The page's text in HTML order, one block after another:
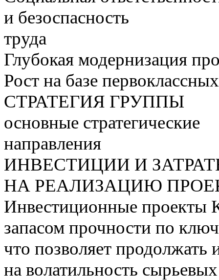
и безоспасность
труда
Глубокая модернизация
Рост на базе
СТРАТЕГИЯ ГРУППЫ
основные стратегические
направления
ИНВЕСТИЦИИ И
НА РЕАЛИЗАЦИЮ
Инвестиционные проекты
запасом прочности по
что позволяет продолжать
на волатильность